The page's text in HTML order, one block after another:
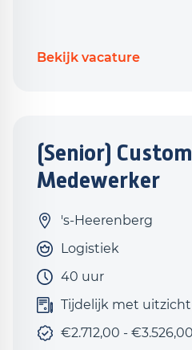
Bekijk vacature
(Senior)
Medewerker
's-Heerenberg
Logistiek
40 uur
Tijdelijk met uitzicht
€2.712,00 - €3.526,00